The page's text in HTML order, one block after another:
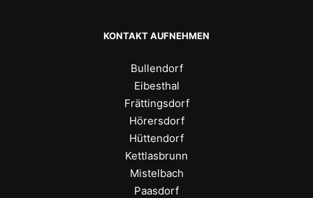
KONTAKT AUFNEHMEN
Bullendorf
Eibesthal
Frättingsdorf
Hörersdorf
Hüttendorf
Kettlasbrunn
Mistelbach
Paasdorf